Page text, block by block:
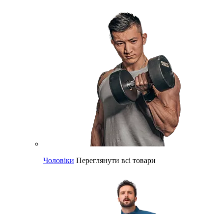
Чоловіки Переглянути всі товари